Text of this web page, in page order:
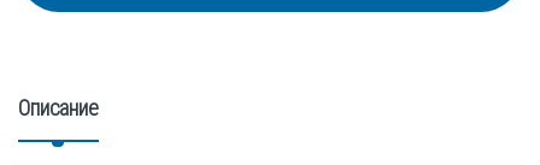
Описание